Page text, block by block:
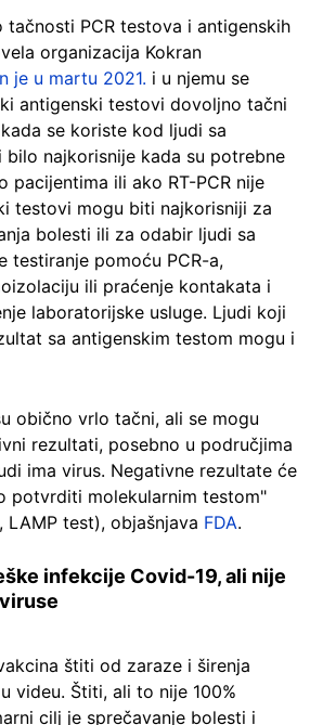
tačnosti PCR testova i antigenskih
organizacija Kokran
je u martu 2021. i u njemu se
antigenski testovi dovoljno tačni
se koriste kod ljudi sa
bilo najkorisnije kada su potrebne
pacijentima ili ako RT-PCR nije
testovi mogu biti najkorisniji za
bolesti ili za odabir ljudi sa
testiranje pomoću PCR-a,
ili praćenje kontakata i
laboratorijske usluge. Ljudi koji
sa antigenskim testom mogu i
obično vrlo tačni, ali se mogu
rezultati, posebno u područjima
ima virus. Negativne rezultate će
potvrditi molekularnim testom"
LAMP test), objašnjava FDA.
infekcije Covid-19, ali nije
štiti od zaraze i širenja
videu. Štiti, ali to nije 100%
cilj je sprečavanje bolesti i